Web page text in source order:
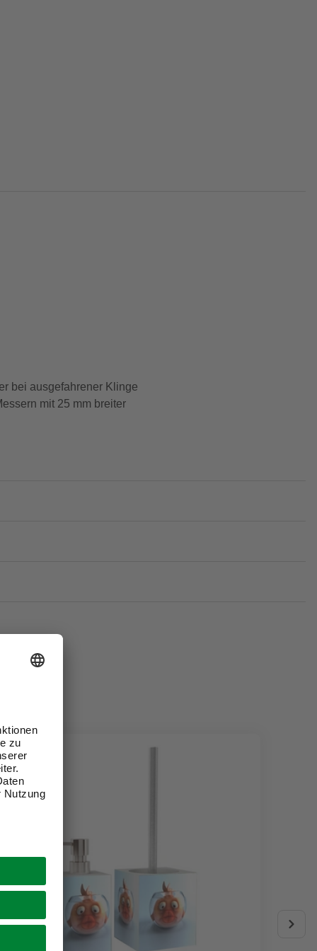
bei ausgefahrener Klinge
mit 25 mm breiter